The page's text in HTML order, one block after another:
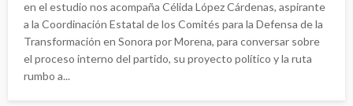
en el estudio nos acompaña Célida López Cárdenas, aspirante
a la Coordinación Estatal de los Comités para la Defensa de la
Transformación en Sonora por Morena, para conversar sobre
el proceso interno del partido, su proyecto político y la ruta
rumbo a...